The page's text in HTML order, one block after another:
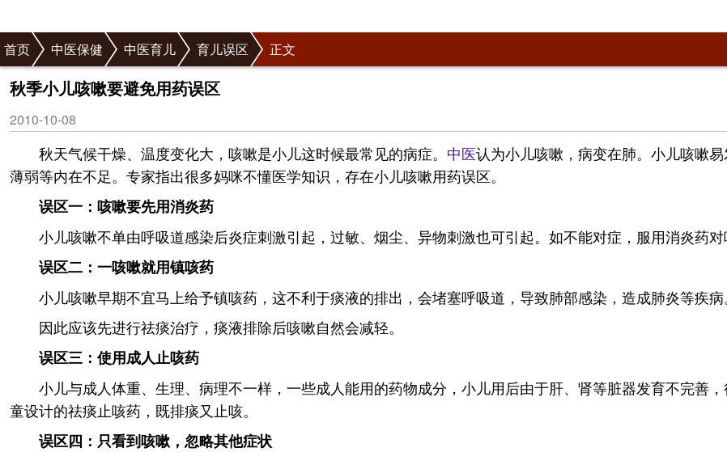
首页 中医保健 中医育儿 育儿误区 正文
秋季小儿咳嗽要避免用药误区
2010-10-08
秋天气候干燥、温度变化大，咳嗽是小儿这时候最常见的病症。 中医认为小儿咳嗽，病变在肺。小儿咳嗽
薄弱等内在不足。专家指出很多妈咪不懂医学知识，存在小儿咳嗽用药误区。
误区一：咳嗽要先用消炎药
小儿咳嗽不单由呼吸道感染后炎症刺激引起，过敏、烟尘、异物刺激也可引起。如不能对症，服用消炎药
误区二：一咳嗽就用镇咳药
小儿咳嗽早期不宜马上给予镇咳药，这不利于痰液的排出，会堵塞呼吸道，导致肺部感染，造成肺炎等疾病
因此应该先进行祛痰治疗，痰液排除后咳嗽自然会减轻。
误区三：使用成人止咳药
小儿与成人体重、生理、病理不一样，一些成人能用的药物成分，小儿用后由于肝、肾等脏器发育不完善
童设计的祛痰止咳药，既排痰又止咳。
误区四：只看到咳嗽，忽略其他症状